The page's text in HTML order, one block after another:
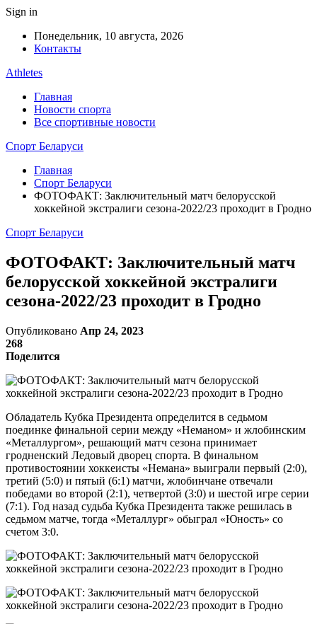
Sign in
Понедельник, 10 августа, 2026
Контакты
Athletes
Главная
Новости спорта
Все спортивные новости
Спорт Беларуси
Главная
Спорт Беларуси
ФОТОФАКТ: Заключительный матч белорусской
хоккейной экстралиги сезона-2022/23 проходит в Гродно
Спорт Беларуси
ФОТОФАКТ: Заключительный матч
белорусской хоккейной экстралиги
сезона-2022/23 проходит в Гродно
Опубликовано Апр 24, 2023
268
Поделится
Обладатель Кубка Президента определится в седьмом
поединке финальной серии между «Неманом» и жлобинским
«Металлургом», решающий матч сезона принимает
гродненский Ледовый дворец спорта. В финальном
противостоянии хоккеисты «Немана» выиграли первый (2:0),
третий (5:0) и пятый (6:1) матчи, жлобинчане отвечали
победами во второй (2:1), четвертой (3:0) и шестой игре серии
(7:1). Год назад судьба Кубка Президента также решилась в
седьмом матче, тогда «Металлург» обыграл «Юность» со
счетом 3:0.